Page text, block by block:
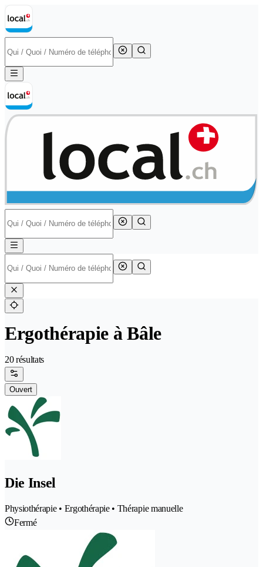
Ergothérapie à Bâle
20 résultats
Ouvert
Die Insel
Physiothérapie • Ergothérapie • Thérapie manuelle
Fermé